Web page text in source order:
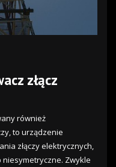
złącz
również
to urządzenie
złączy elektrycznych,
Zwykle